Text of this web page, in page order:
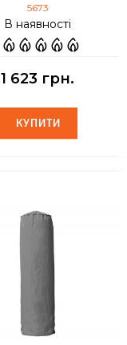
5673
В наявності
1 623 грн.
КУПИТИ
КУПИТИ